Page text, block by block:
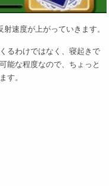
速度が上がっていきます。
るわけではなく、寝起きで
能な程度なので、ちょっと
す。